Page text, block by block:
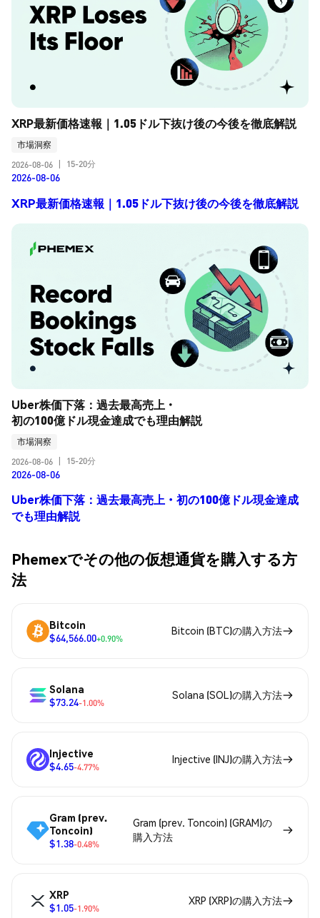
XRP最新価格速報｜1.05ドル下抜け後の今後を徹底解説
市場洞察
2026-08-06
15-20分
2026-08-06
XRP最新価格速報｜1.05ドル下抜け後の今後を徹底解説
Uber株価下落：過去最高売上・
初の100億ドル現金達成でも理由解説
市場洞察
2026-08-06
15-20分
2026-08-06
Uber株価下落：過去最高売上・初の100億ドル現金達成
でも理由解説
Phemexでその他の仮想通貨を購入する方
法
Bitcoin
$64,566.00+0.90%
Bitcoin (BTC)の購入方法
Solana
$73.24-1.00%
Solana (SOL)の購入方法
Injective
$4.65-4.77%
Injective (INJ)の購入方法
Gram (prev.
Toncoin)
$1.38-0.48%
Gram (prev. Toncoin) (GRAM)の
購入方法
XRP
$1.05-1.90%
XRP (XRP)の購入方法